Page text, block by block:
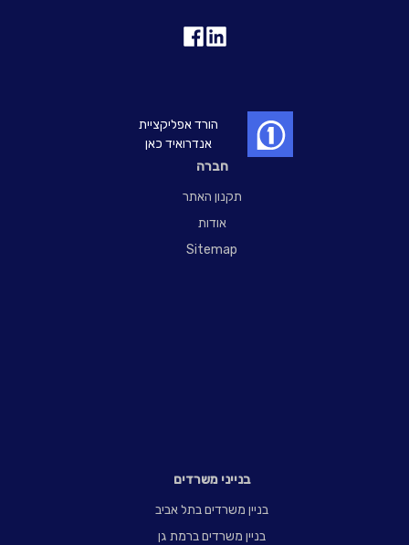
חברה
תקנון האתר
אודות
Sitemap
בנייני משרדים
בניין משרדים בתל אביב
בניין משרדים ברמת גן
הורד אפליקציית
אנדרואיד כאן